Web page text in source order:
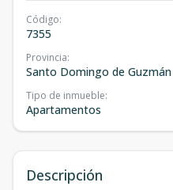
Código:
7355
Provincia:
Santo Domingo de Guzmán
Tipo de inmueble:
Apartamentos
Descripción